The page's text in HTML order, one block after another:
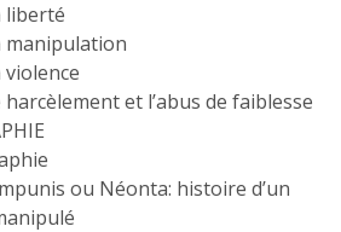
liberté
manipulation
violence
harcèlement et l’abus de faiblesse
ou Néonta: histoire d’un